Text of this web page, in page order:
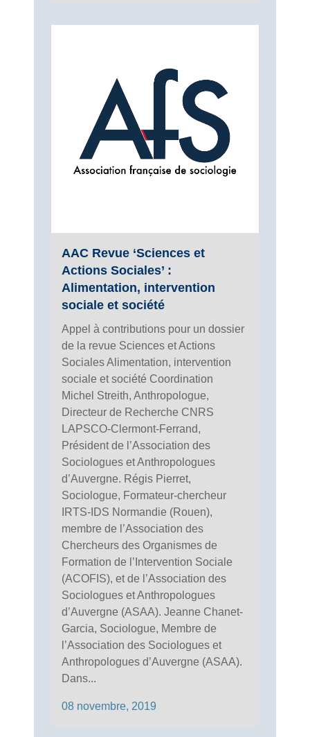
AAC Revue ‘Sciences et
Actions Sociales’ :
Alimentation, intervention
sociale et société
Appel à contributions pour un dossier
de la revue Sciences et Actions
Sociales Alimentation, intervention
sociale et société Coordination
Michel Streith, Anthropologue,
Directeur de Recherche CNRS
LAPSCO-Clermont-Ferrand,
Président de l’Association des
Sociologues et Anthropologues
d’Auvergne. Régis Pierret,
Sociologue, Formateur-chercheur
IRTS-IDS Normandie (Rouen),
membre de l’Association des
Chercheurs des Organismes de
Formation de l’Intervention Sociale
(ACOFIS), et de l’Association des
Sociologues et Anthropologues
d’Auvergne (ASAA). Jeanne Chanet-
Garcia, Sociologue, Membre de
l’Association des Sociologues et
Anthropologues d’Auvergne (ASAA).
Dans...
08 novembre, 2019